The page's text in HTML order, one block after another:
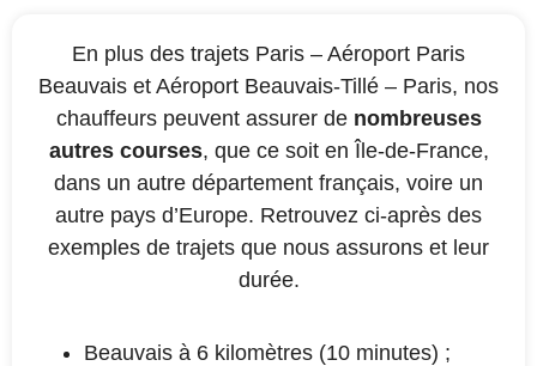
En plus des trajets Paris – Aéroport Paris
Beauvais et Aéroport Beauvais-Tillé – Paris, nos
chauffeurs peuvent assurer de nombreuses
autres courses, que ce soit en Île-de-France,
dans un autre département français, voire un
autre pays d’Europe. Retrouvez ci-après des
exemples de trajets que nous assurons et leur
durée.
Beauvais à 6 kilomètres (10 minutes) ;